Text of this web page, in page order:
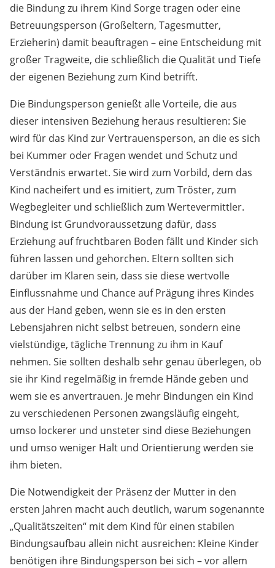
die Bindung zu ihrem Kind Sorge tragen oder eine
Betreuungsperson (Großeltern, Tagesmutter,
Erzieherin) damit beauftragen – eine Entscheidung mit
großer Tragweite, die schließlich die Qualität und Tiefe
der eigenen Beziehung zum Kind betrifft.
Die Bindungsperson genießt alle Vorteile, die aus
dieser intensiven Beziehung heraus resultieren: Sie
wird für das Kind zur Vertrauensperson, an die es sich
bei Kummer oder Fragen wendet und Schutz und
Verständnis erwartet. Sie wird zum Vorbild, dem das
Kind nacheifert und es imitiert, zum Tröster, zum
Wegbegleiter und schließlich zum Wertevermittler.
Bindung ist Grundvoraussetzung dafür, dass
Erziehung auf fruchtbaren Boden fällt und Kinder sich
führen lassen und gehorchen. Eltern sollten sich
darüber im Klaren sein, dass sie diese wertvolle
Einflussnahme und Chance auf Prägung ihres Kindes
aus der Hand geben, wenn sie es in den ersten
Lebensjahren nicht selbst betreuen, sondern eine
vielstündige, tägliche Trennung zu ihm in Kauf
nehmen. Sie sollten deshalb sehr genau überlegen, ob
sie ihr Kind regelmäßig in fremde Hände geben und
wem sie es anvertrauen. Je mehr Bindungen ein Kind
zu verschiedenen Personen zwangsläufig eingeht,
umso lockerer und unsteter sind diese Beziehungen
und umso weniger Halt und Orientierung werden sie
ihm bieten.
Die Notwendigkeit der Präsenz der Mutter in den
ersten Jahren macht auch deutlich, warum sogenannte
„Qualitätszeiten“ mit dem Kind für einen stabilen
Bindungsaufbau allein nicht ausreichen: Kleine Kinder
benötigen ihre Bindungsperson bei sich – vor allem